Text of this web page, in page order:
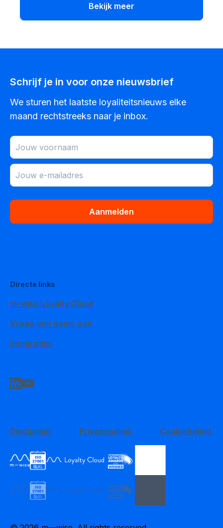
Bekijk meer
Schrijf je in voor onze nieuwsbrief
We sturen het laatste loyaliteitsnieuws elke
maand rechtstreeks naar je inbox.
Aanmelden
Directe links
m–wise Loyalty Cloud
Vraag een demo aan
Integraties
Disclaimer Privacybeleid Cookiebeleid